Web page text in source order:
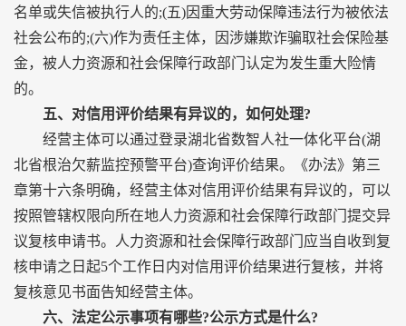
名单或失信被执行人的;(五)因重大劳动保障违法行为被依法
社会公布的;(六)作为责任主体，因涉嫌欺诈骗取社会保险基
金，被人力资源和社会保障行政部门认定为发生重大险情
的。
五、对信用评价结果有异议的，如何处理?
经营主体可以通过登录湖北省数智人社一体化平台(湖
北省根治欠薪监控预警平台)查询评价结果。《办法》第三
章第十六条明确，经营主体对信用评价结果有异议的，可以
按照管辖权限向所在地人力资源和社会保障行政部门提交异
议复核申请书。人力资源和社会保障行政部门应当自收到复
核申请之日起5个工作日内对信用评价结果进行复核，并将
复核意见书面告知经营主体。
六、法定公示事项有哪些?公示方式是什么?